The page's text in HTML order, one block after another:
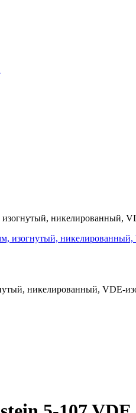
никелированный,
никелированный, VDE-